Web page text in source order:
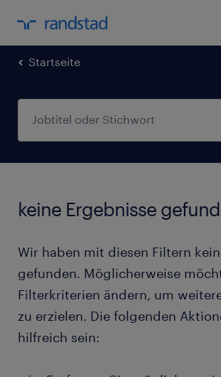
Startseite
keine Ergebnisse
Wir haben mit diesen Filtern
gefunden. Möglicherweise
Filterkriterien ändern, um
zu erzielen. Die folgenden
hilfreich sein: